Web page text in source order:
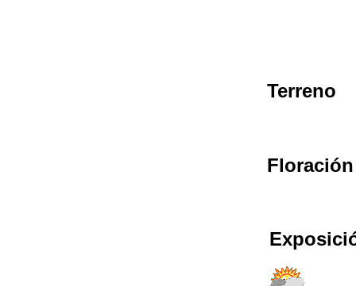
Terreno
Floración